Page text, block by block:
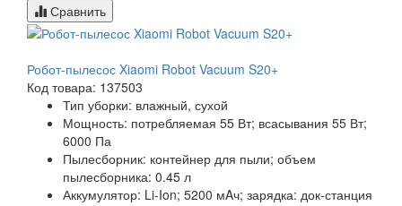
Сравнить
Робот-пылесос Xiaomi Robot Vacuum S20+
Код товара: 137503
Тип уборки: влажный, сухой
Мощность: потребляемая 55 Вт; всасывания 55 Вт;
6000 Па
Пылесборник: контейнер для пыли; объем
пылесборника: 0.45 л
Аккумулятор: Li-Ion; 5200 мAч; зарядка: док-станция